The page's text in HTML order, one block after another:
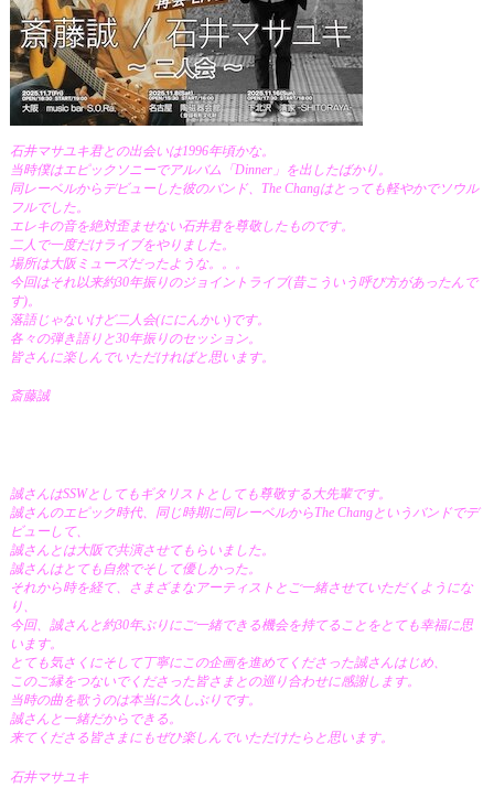
石井マサユキ君との出会いは1996年頃かな。
当時僕はエピックソニーでアルバム「Dinner」を出したばかり。
同レーベルからデビューした彼のバンド、The Changはとっても軽やかでソウル
フルでした。
エレキの音を絶対歪ませない石井君を尊敬したものです。
二人で一度だけライブをやりました。
場所は大阪ミューズだったような。。。
今回はそれ以来約30年振りのジョイントライブ(昔こういう呼び方があったんで
す)。
落語じゃないけど二人会(ににんかい)です。
各々の弾き語りと30年振りのセッション。
皆さんに楽しんでいただければと思います。
斎藤誠
誠さんはSSWとしてもギタリストとしても尊敬する大先輩です。
誠さんのエピック時代、同じ時期に同レーベルからThe Changというバンドでデ
ビューして、
誠さんとは大阪で共演させてもらいました。
誠さんはとても自然でそして優しかった。
それから時を経て、さまざまなアーティストとご一緒させていただくようにな
り、
今回、誠さんと約30年ぶりにご一緒できる機会を持てることをとても幸福に思
います。
とても気さくにそして丁寧にこの企画を進めてくださった誠さんはじめ、
このご縁をつないでくださった皆さまとの巡り合わせに感謝します。
当時の曲を歌うのは本当に久しぶりです。
誠さんと一緒だからできる。
来てくださる皆さまにもぜひ楽しんでいただけたらと思います。
石井マサユキ